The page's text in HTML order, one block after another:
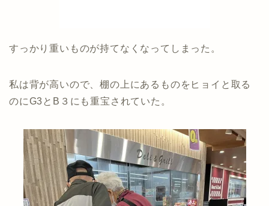
すっかり重いものが持てなくなってしまった。
私は背が高いので、棚の上にあるものをヒョイと取る
のにG3とB３にも重宝されていた。